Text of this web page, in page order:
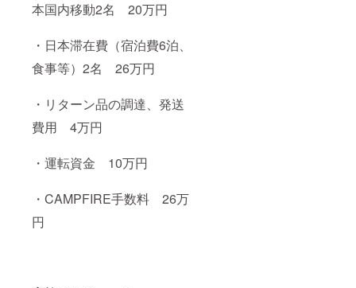
本国内移動2名 20万円
・日本滞在費（宿泊費6泊、
食事等）2名 26万円
・リターン品の調達、発送
費用 4万円
・運転資金 10万円
・CAMPFIRE手数料 26万
円